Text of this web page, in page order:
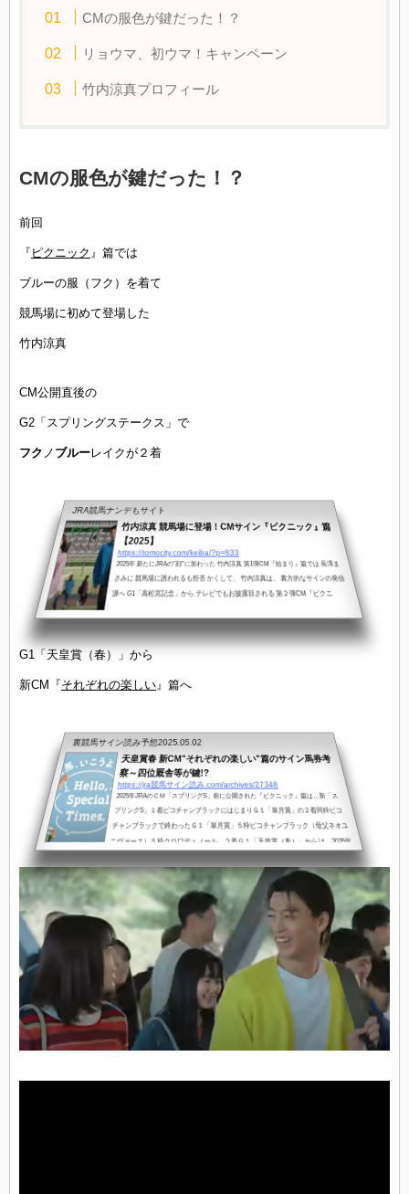
CMの服色が鍵だった！？
リョウマ、初ウマ！キャンペーン
竹内涼真プロフィール
CMの服色が鍵だった！？
前回
『 ピクニック 』篇では
ブルーの服（フク）を着て
競馬場に初めて登場した
竹内涼真
CM公開直後の
G2「スプリングステークス」で
フク ノ ブルーレイクが２着
JRA競馬ナンデもサイト
竹内涼真 競馬場に登場！CMサイン『ピクニック』篇
【2025】
https://tomocity.com/keiba/?p=833
2025年 新たにJRAの”顔”に加わった 竹内涼真 第1弾CM『始まり』篇では 長澤ま
さみに 競馬場に誘われるも拒否 かくして、 竹内涼真は、 裏方的なサインの発信
源へ G1「高松宮記念」から テレビでもお披露目される 第２弾CM『ピクニ
G1「天皇賞（春）」から
新CM『それぞれの楽しい 』篇へ
裏競馬サイン読み予想2025.05.02
天皇賞春 新CM"それぞれの楽しい"篇のサイン馬券考
察～四位厩舎等が鍵!?
https://jra競馬サイン読み.com/archives/27348
2025年JRAのＣＭ「スプリングS」前に公開された『ピクニック』篇は…新「ス
プリングS」１着ピコチャンブラックにはじまりＧ１「皐月賞」の２着同枠ピコ
チャンブラックで終わったＧ１「皐月賞」５枠ピコチャンブラック（母父ネオユ
ニヴァース）５枠クロワデュノール ２着Ｇ１「天皇賞（春）」からは、2025年
れの楽しい』篇も…竹内涼真2025年ＣＭ第３弾『それぞれの楽しい』篇もＧ１
「天皇賞（春）」のプレゼンターとして（京都）競馬場に初登場する竹内涼真
を...